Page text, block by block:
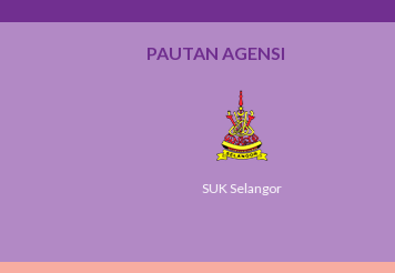
PAUTAN AGENSI
SUK Selangor